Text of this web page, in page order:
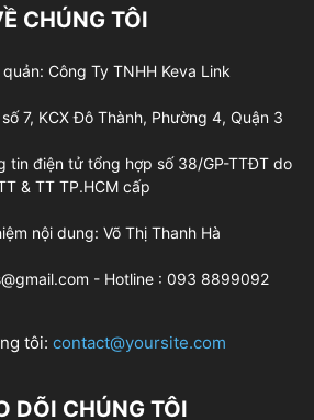
CHÚNG TÔI
Công Ty TNHH Keva Link
7, KCX Đô Thành, Phường 4, Quận 3
tin điện tử tổng hợp số 38/GP-TTĐT do
& TT TP.HCM cấp
nội dung: Võ Thị Thanh Hà
- Hotline : 093 8899092
tôi: contact@yoursite.com
DÕI CHÚNG TÔI